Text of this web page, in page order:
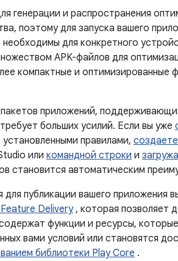
генерации и распространения
поэтому для запуска вашего
для конкретного
APK-файлов для
компактные и оптимизированные
приложений,
больших усилий. Если вы уже
правилами,
или командной строки и
становится автоматическим
публикации вашего приложения
Delivery, которая позволяет
функции и ресурсы,
вами условий или становятся
библиотеки Play Core .